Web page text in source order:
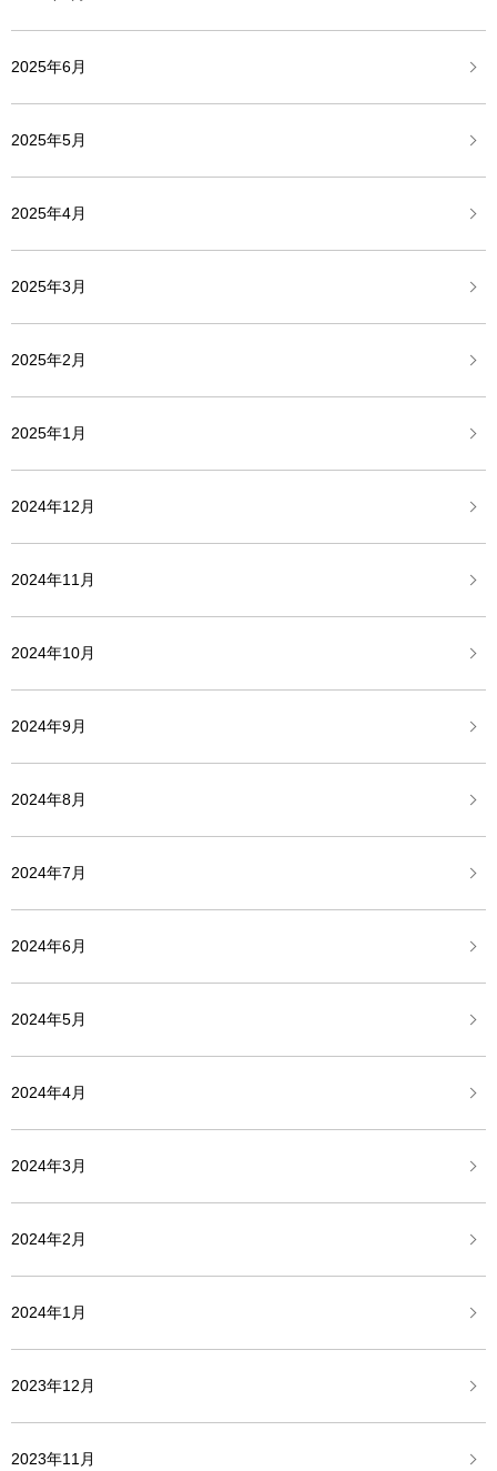
2025年6月
2025年5月
2025年4月
2025年3月
2025年2月
2025年1月
2024年12月
2024年11月
2024年10月
2024年9月
2024年8月
2024年7月
2024年6月
2024年5月
2024年4月
2024年3月
2024年2月
2024年1月
2023年12月
2023年11月